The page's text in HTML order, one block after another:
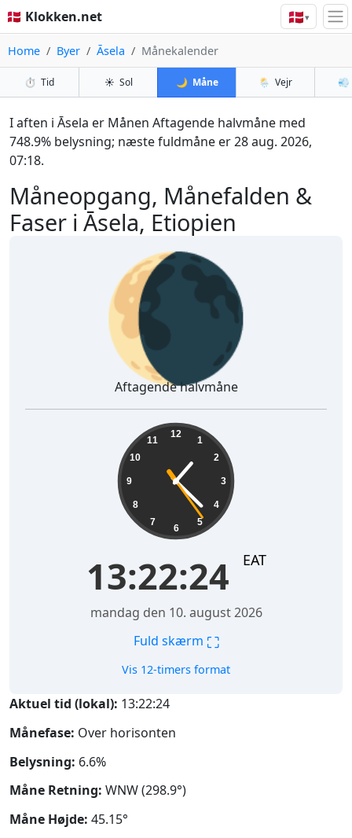
🇩🇰 Klokken.net 🇩🇰▾
Home Byer Āsela Månekalender
⏱️ Tid ☀️ Sol 🌙 Måne 🌦️ Vejr 💨
Måneopgang, Månefalden &
Faser i Āsela, Etiopien
I aften i Āsela er Månen Aftagende halvmåne med
748.9% belysning; næste fuldmåne er 28 aug. 2026,
07:18.
🌘
Aftagende halvmåne
12
1
2
3
4
5
6
7
8
9
10
11
13:22:25 EAT
mandag den 10. august 2026
Fuld skærm ⛶
Vis 12-timers format
Aktuel tid (lokal): 13:22:25
Månefase: Over horisonten
Belysning: 6.6%
Måne Retning: WNW (298.9°)
Måne Højde: 45.15°